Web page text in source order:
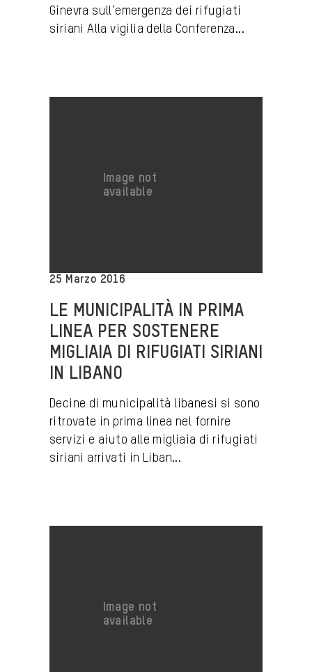
Ginevra sull’emergenza dei rifugiati
siriani Alla vigilia della Conferenza...
25 Marzo 2016
LE MUNICIPALITÀ IN PRIMA
LINEA PER SOSTENERE
MIGLIAIA DI RIFUGIATI SIRIANI
IN LIBANO
Decine di municipalità libanesi si sono
ritrovate in prima linea nel fornire
servizi e aiuto alle migliaia di rifugiati
siriani arrivati in Liban...